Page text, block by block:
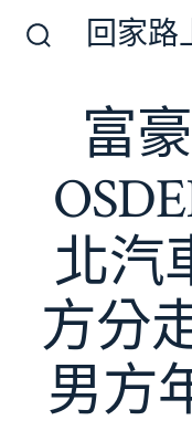
回家路
富
北汽
方分
男方